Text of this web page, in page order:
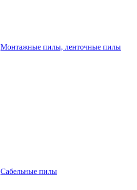
Монтажные пилы, ленточные пилы
Сабельные пилы